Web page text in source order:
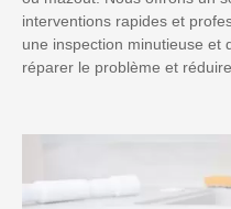
interventions rapides et
une inspection minutieuse et
réparer le problème et